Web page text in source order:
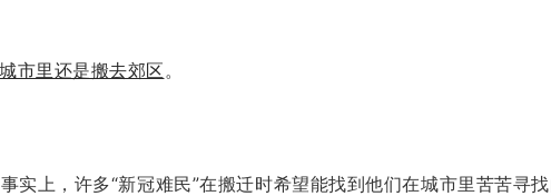
市里还是搬去郊区 。
实上，许多“新冠难民”在搬迁时希望能找到他们在城市里苦苦寻